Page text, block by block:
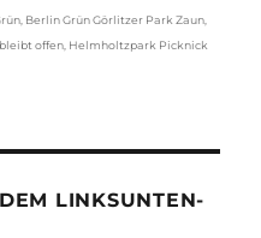
Berlin Grün Görlitzer Park Zaun
offen Helmholtzpark Picknick
LINKSUNTEN-